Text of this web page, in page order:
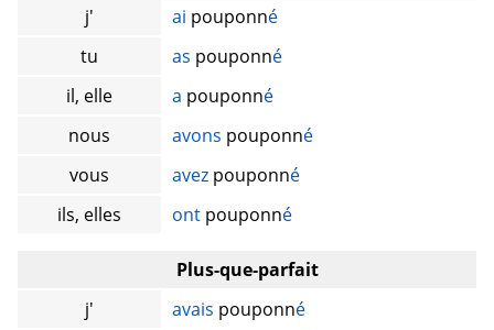
j'
ai pouponné
tu
as pouponné
il, elle
a pouponné
nous
avons pouponné
vous
avez pouponné
ils, elles
ont pouponné
Plus-que-parfait
j'
avais pouponné